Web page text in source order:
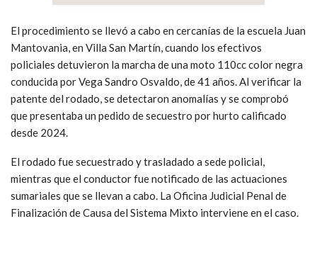
El procedimiento se llevó a cabo en cercanías de la escuela Juan
Mantovania, en Villa San Martín, cuando los efectivos
policiales detuvieron la marcha de una moto 110cc color negra
conducida por Vega Sandro Osvaldo, de 41 años. Al verificar la
patente del rodado, se detectaron anomalías y se comprobó
que presentaba un pedido de secuestro por hurto calificado
desde 2024.
El rodado fue secuestrado y trasladado a sede policial,
mientras que el conductor fue notificado de las actuaciones
sumariales que se llevan a cabo. La Oficina Judicial Penal de
Finalización de Causa del Sistema Mixto interviene en el caso.